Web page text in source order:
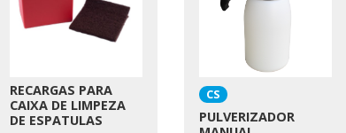
RECARGAS PARA
CAIXA DE LIMPEZA
DE ESPATULAS
CS
PULVERIZADOR